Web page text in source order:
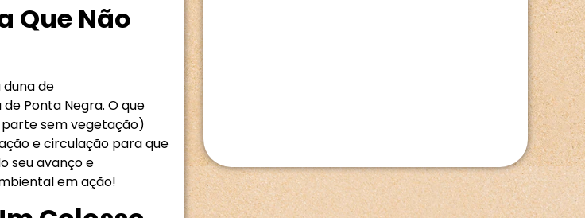
Que Não
de
Ponta Negra. O que
parte sem vegetação)
e circulação para que
seu avanço e
em ação!